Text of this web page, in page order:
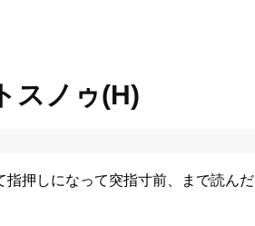
スノゥ(H)
指押しになって突指寸前、まで読んだ